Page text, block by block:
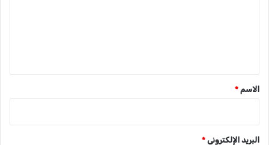
*
الاسم *
البريد الإلكتروني *